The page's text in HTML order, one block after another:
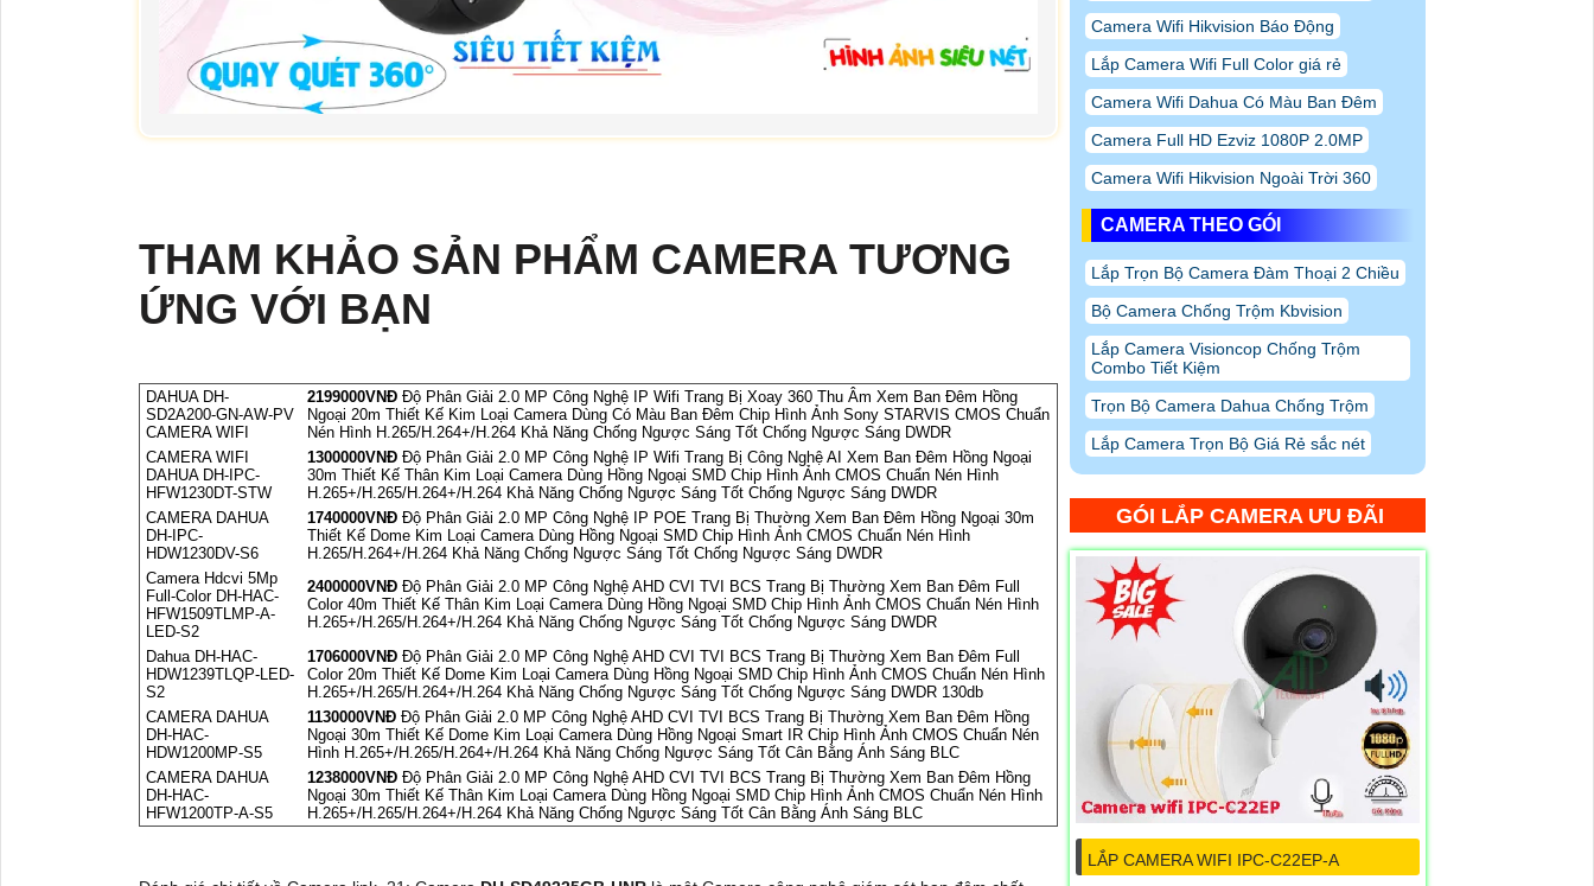
THAM KHẢO SẢN PHẨM CAMERA TƯƠNG
ỨNG VỚI BẠN
DAHUA DH-
SD2A200-GN-AW-PV
CAMERA WIFI
2199000VNÐ Độ Phân Giải 2.0 MP Công Nghệ IP Wifi Trang Bị Xoay 360 Thu Âm Xem Ban Đêm Hồng
Ngoại 20m Thiết Kế Kim Loại Camera Dùng Có Màu Ban Đêm Chip Hình Ảnh Sony STARVIS CMOS Chuẩn
Nén Hình H.265/H.264+/H.264 Khả Năng Chống Ngược Sáng Tốt Chống Ngược Sáng DWDR
CAMERA WIFI
DAHUA DH-IPC-
HFW1230DT-STW
1300000VNÐ Độ Phân Giải 2.0 MP Công Nghệ IP Wifi Trang Bị Công Nghệ AI Xem Ban Đêm Hồng Ngoại
30m Thiết Kế Thân Kim Loại Camera Dùng Hồng Ngoại SMD Chip Hình Ảnh CMOS Chuẩn Nén Hình
H.265+/H.265/H.264+/H.264 Khả Năng Chống Ngược Sáng Tốt Chống Ngược Sáng DWDR
CAMERA DAHUA
DH-IPC-
HDW1230DV-S6
1740000VNÐ Độ Phân Giải 2.0 MP Công Nghệ IP POE Trang Bị Thường Xem Ban Đêm Hồng Ngoại 30m
Thiết Kế Dome Kim Loại Camera Dùng Hồng Ngoại SMD Chip Hình Ảnh CMOS Chuẩn Nén Hình
H.265/H.264+/H.264 Khả Năng Chống Ngược Sáng Tốt Chống Ngược Sáng DWDR
Camera Hdcvi 5Mp
Full-Color DH-HAC-
HFW1509TLMP-A-
LED-S2
2400000VNÐ Độ Phân Giải 2.0 MP Công Nghệ AHD CVI TVI BCS Trang Bị Thường Xem Ban Đêm Full
Color 40m Thiết Kế Thân Kim Loại Camera Dùng Hồng Ngoại SMD Chip Hình Ảnh CMOS Chuẩn Nén Hình
H.265+/H.265/H.264+/H.264 Khả Năng Chống Ngược Sáng Tốt Chống Ngược Sáng DWDR
Dahua DH-HAC-
HDW1239TLQP-LED-
S2
1706000VNÐ Độ Phân Giải 2.0 MP Công Nghệ AHD CVI TVI BCS Trang Bị Thường Xem Ban Đêm Full
Color 20m Thiết Kế Dome Kim Loại Camera Dùng Hồng Ngoại SMD Chip Hình Ảnh CMOS Chuẩn Nén Hình
H.265+/H.265/H.264+/H.264 Khả Năng Chống Ngược Sáng Tốt Chống Ngược Sáng DWDR 130db
CAMERA DAHUA
DH-HAC-
HDW1200MP-S5
1130000VNÐ Độ Phân Giải 2.0 MP Công Nghệ AHD CVI TVI BCS Trang Bị Thường Xem Ban Đêm Hồng
Ngoại 30m Thiết Kế Dome Kim Loại Camera Dùng Hồng Ngoại Smart IR Chip Hình Ảnh CMOS Chuẩn Nén
Hình H.265+/H.265/H.264+/H.264 Khả Năng Chống Ngược Sáng Tốt Cân Bằng Ánh Sáng BLC
CAMERA DAHUA
DH-HAC-
HFW1200TP-A-S5
1238000VNÐ Độ Phân Giải 2.0 MP Công Nghệ AHD CVI TVI BCS Trang Bị Thường Xem Ban Đêm Hồng
Ngoại 30m Thiết Kế Thân Kim Loại Camera Dùng Hồng Ngoại SMD Chip Hình Ảnh CMOS Chuẩn Nén Hình
H.265+/H.265/H.264+/H.264 Khả Năng Chống Ngược Sáng Tốt Cân Bằng Ánh Sáng BLC
Camera Wifi Hikvision Báo Động
Lắp Camera Wifi Full Color giá rẻ
Camera Wifi Dahua Có Màu Ban Đêm
Camera Full HD Ezviz 1080P 2.0MP
Camera Wifi Hikvision Ngoài Trời 360
CAMERA THEO GÓI
Lắp Trọn Bộ Camera Đàm Thoại 2 Chiều
Bộ Camera Chống Trộm Kbvision
Lắp Camera Visioncop Chống Trộm
Combo Tiết Kiệm
Trọn Bộ Camera Dahua Chống Trộm
Lắp Camera Trọn Bộ Giá Rẻ sắc nét
GÓI LẮP CAMERA ƯU ĐÃI
LẮP CAMERA WIFI IPC-C22EP-A